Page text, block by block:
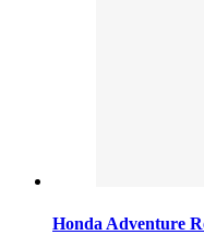
Honda Adventure